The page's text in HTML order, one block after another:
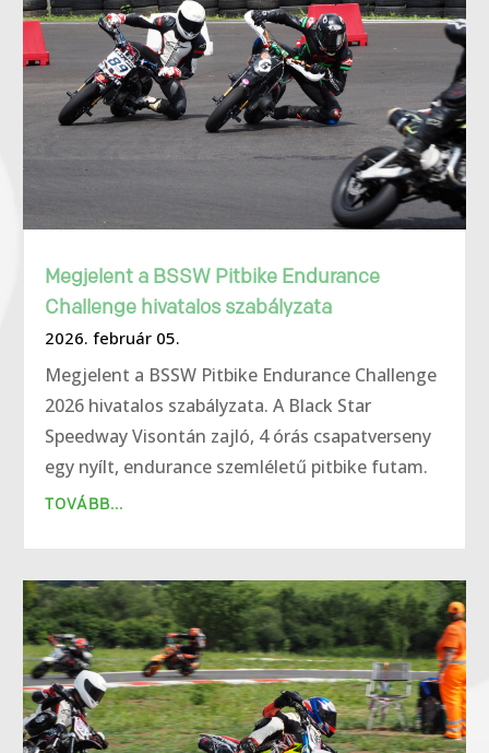
Megjelent a BSSW Pitbike Endurance
Challenge hivatalos szabályzata
2026. február 05.
Megjelent a BSSW Pitbike Endurance Challenge
2026 hivatalos szabályzata. A Black Star
Speedway Visontán zajló, 4 órás csapatverseny
egy nyílt, endurance szemléletű pitbike futam.
TOVÁBB...